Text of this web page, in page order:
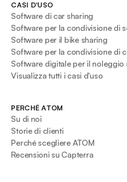
CASI D'USO
Software di car sharing
Software per la condivisione di
Software per il bike sharing
Software per la condivisione di
Software digitale per il noleggio
Visualizza tutti i casi d'uso
PERCHÉ ATOM
Su di noi
Storie di clienti
Perché scegliere ATOM
Recensioni su Capterra